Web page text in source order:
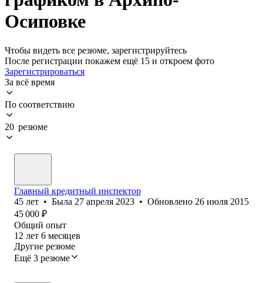
Осиповке
Чтобы видеть все резюме, зарегистрируйтесь
После регистрации покажем ещё 15 и откроем фото
Зарегистрироваться
За всё время
По соответствию
20 резюме
Главный кредитный инспектор
45 лет • Была 27 апреля 2023 • Обновлено 26 июля 2015
45 000 ₽
Общий опыт
12 лет 6 месяцев
Другие резюме
Ещё 3 резюме